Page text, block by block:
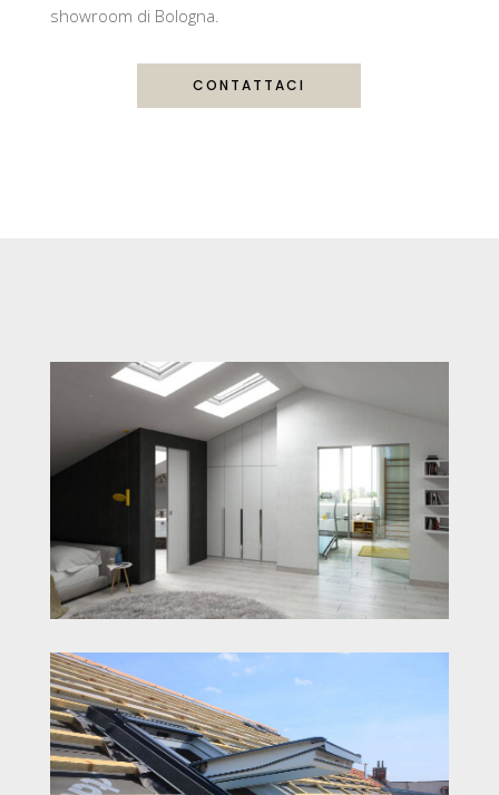
showroom di Bologna.
CONTATTACI